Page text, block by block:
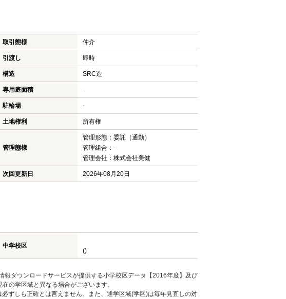
取引態様 仲介
引渡し 即時
構造 SRC造
専用庭面積 -
駐輪場 -
土地権利 所有権
管理態様
管理形態：委託（通勤）
管理組合：-
管理会社：株式会社美健
次回更新日
2026年08月20日
中学校区
()
ダウンロードサービスが提供する小学校区データ【2016年度】及び
の学区域と異なる場合がございます。
ずしも正確とは言えません。また、通学区域(学区)は毎年見直しの対